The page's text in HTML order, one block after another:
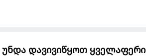
უნდა დავივიწყოთ ყველაფერი